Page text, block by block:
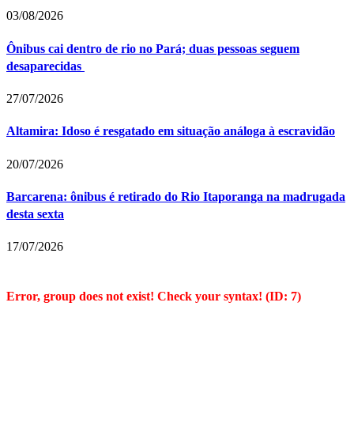
03/08/2026
Ônibus cai dentro de rio no Pará; duas pessoas seguem
desaparecidas
27/07/2026
Altamira: Idoso é resgatado em situação análoga à escravidão
20/07/2026
Barcarena: ônibus é retirado do Rio Itaporanga na madrugada
desta sexta
17/07/2026
Error, group does not exist! Check your syntax! (ID: 7)